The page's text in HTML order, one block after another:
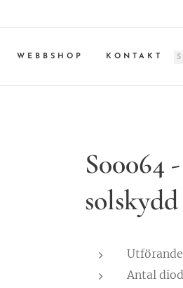
WEBBSHOP KONTAKT
S00064
solskydd
Antal